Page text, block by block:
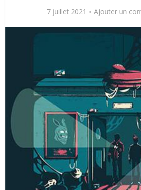
7 juillet 2021 Ajouter un